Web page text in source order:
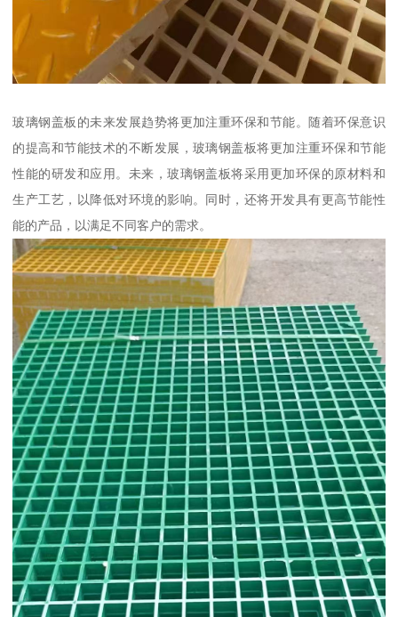
玻璃钢盖板的未来发展趋势将更加注重环保和节能。随着环保意识
的提高和节能技术的不断发展，玻璃钢盖板将更加注重环保和节能
性能的研发和应用。未来，玻璃钢盖板将采用更加环保的原材料和
生产工艺，以降低对环境的影响。同时，还将开发具有更高节能性
能的产品，以满足不同客户的需求。